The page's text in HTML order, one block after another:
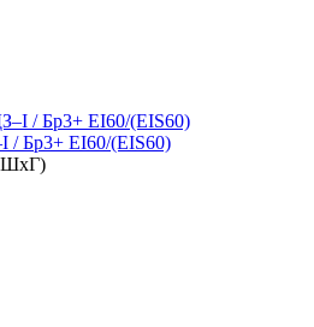
/ Бр3+ EI60/(EIS60)